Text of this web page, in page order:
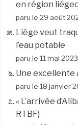
en région
paru le 29 août
Liège veut
l’eau potable
paru le 11 mai
Une excellente
paru le 18 janvier
« L’arrivée
RTBF)